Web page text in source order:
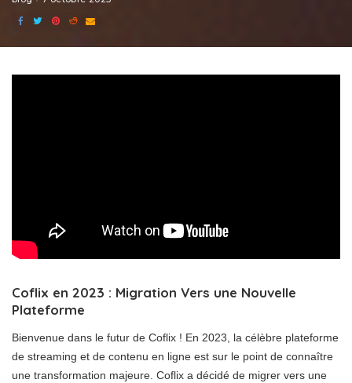
Coflix en 2023 : Migration Vers une Nouvelle
Plateforme
Bienvenue dans le futur de Coflix ! En 2023, la célèbre plateforme
de streaming et de contenu en ligne est sur le point de connaître
une transformation majeure. Coflix a décidé de migrer vers une